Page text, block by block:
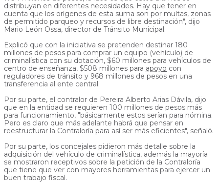
distribuyan en diferentes necesidades. Hay que tener en
cuenta que los orígenes de esta suma son por multas, zonas
de permitido parqueo y recursos de libre destinación", dijo
Mario León Ossa, director de Tránsito Municipal.
Explicó que con la iniciativa se pretenden destinar 180
millones de pesos para comprar un equipo (vehículo) de
criminalística con su dotación, $60 millones para vehículos de
centro de enseñanza, $508 millones para apoyo con
reguladores de tránsito y 968 millones de pesos en una
transferencia al ente central.
Por su parte, el contralor de Pereira Alberto Arias Dávila, dijo
que en la entidad se requieren 100 millones de pesos más
para funcionamiento, "básicamente estos serían para nómina.
Pero es claro que más adelante habrá que pensar en
reestructurar la Contraloría para así ser más eficientes", señaló.
Por su parte, los concejales pidieron más detalle sobre la
adquisición del vehículo de criminalística, además la mayoría
se mostraron receptivos sobre la petición de la Contraloría
que tiene que ver con mayores herramientas para ejercer un
buen trabajo fiscal.